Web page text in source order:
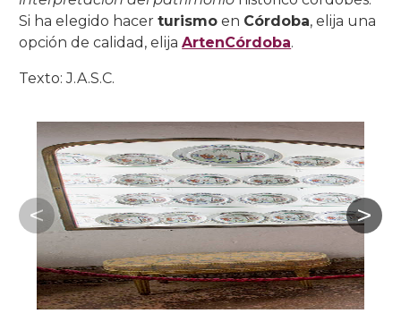
Si ha elegido hacerturismo en Córdoba, elija una
opción de calidad, elijaArtenCórdoba.
Texto: J.A.S.C.